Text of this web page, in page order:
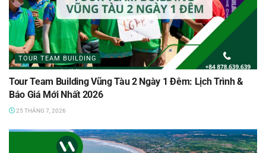
TOUR TEAM BUILDING
Tour Team Building Vũng Tàu 2 Ngày 1 Đêm: Lịch Trình &
Báo Giá Mới Nhất 2026
25 THÁNG 7, 2026